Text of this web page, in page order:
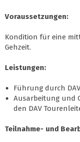
Voraussetzungen:
Kondition für eine
Gehzeit.
Leistungen:
Führung durch
Ausarbeitung und
den DAV
Teilnahme- und